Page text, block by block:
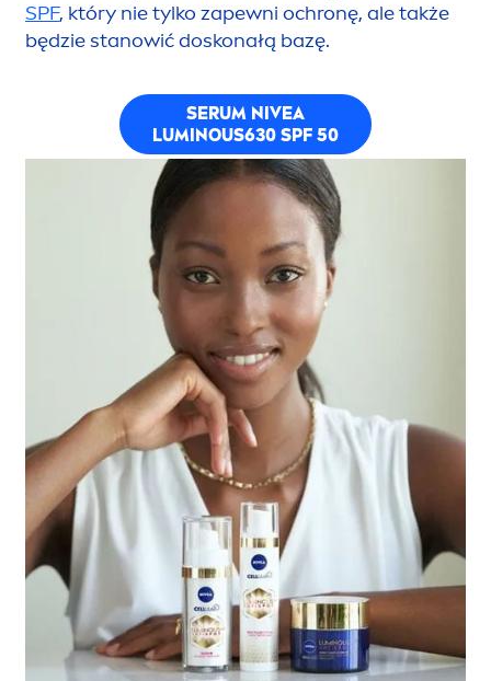
SPF, który nie tylko zapewni ochronę, ale także
będzie stanowić doskonałą bazę.
SERUM NIVEA
LUMINOUS630 SPF 50